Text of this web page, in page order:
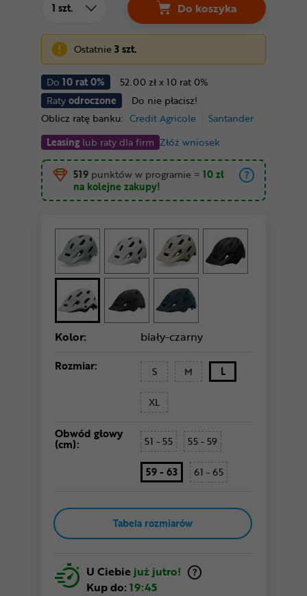
Do 10 rat 0%
52.00 zł x 10 rat 0%
Ratyodroczone
Do nie płacisz!
Oblicz ratę banku: Credit Agricole
Santander
Leasinglub raty dla firm Złóż wniosek
Do koszyka
Ostatnie3 szt.
519 punktów w programie = 10 zł
na kolejne zakupy!
Kolor: biały-czarny
Rozmiar: S M L
XL
Obwód głowy
(cm): 51 - 55 55 - 59
59 - 63 61 - 65
Tabela rozmiarów
U Ciebie już jutro!
Kup do: 19:45